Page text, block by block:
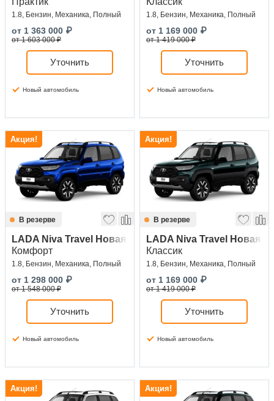
1.8, Бензин, Механика, Полный
от 1 363 000 ₽
от 1 603 000 ₽
Уточнить
Новый автомобиль
1.8, Бензин, Механика, Полный
от 1 169 000 ₽
от 1 419 000 ₽
Уточнить
Новый автомобиль
Акция!
В резерве
LADA Niva Travel Новая
Комфорт
1.8, Бензин, Механика, Полный
от 1 298 000 ₽
от 1 548 000 ₽
Уточнить
Новый автомобиль
Акция!
В резерве
LADA Niva Travel Новая
Классик
1.8, Бензин, Механика, Полный
от 1 169 000 ₽
от 1 419 000 ₽
Уточнить
Новый автомобиль
Акция! Акция!